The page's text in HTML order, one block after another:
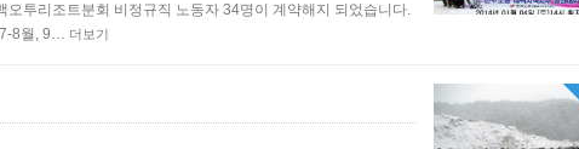
투리조트분회 비정규직 노동자 34명이 계약해지 되었습니다.
7-8월, 9… 더보기